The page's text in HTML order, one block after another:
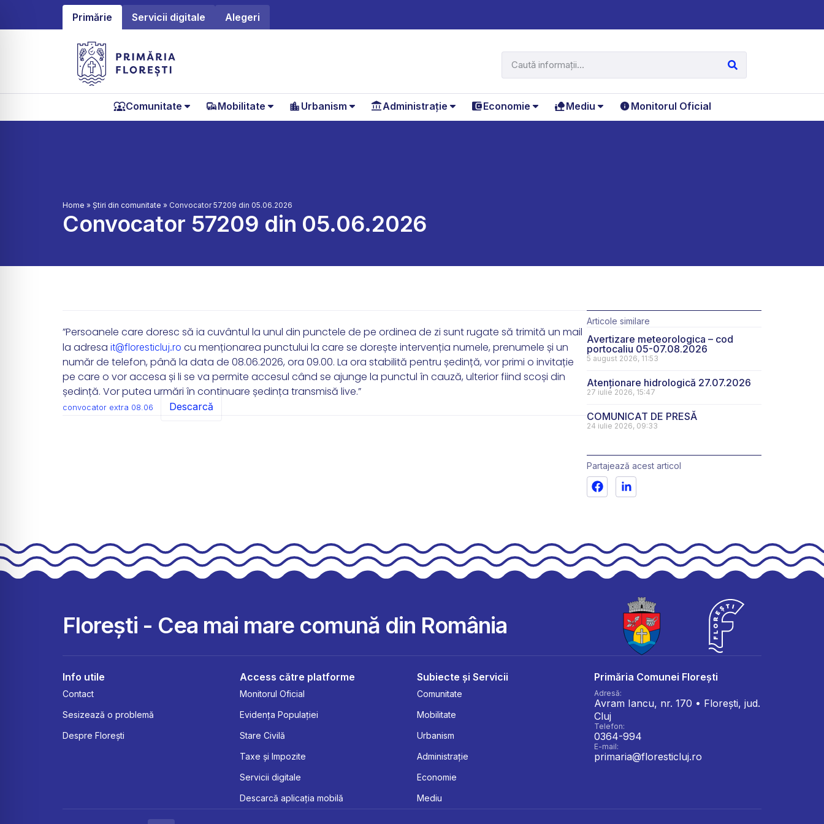
Primărie Servicii digitale Alegeri
Comunitate Mobilitate Urbanism Administrație Economie Mediu Monitorul Oficial
Home » Știri din comunitate » Convocator 57209 din 05.06.2026
Convocator 57209 din 05.06.2026
”Persoanele care doresc să ia cuvântul la unul din punctele de pe ordinea de zi sunt rugate să trimită un mail
la adresa it@floresticluj.ro cu menționarea punctului la care se dorește intervenția numele, prenumele și un
număr de telefon, până la data de 08.06.2026, ora 09.00. La ora stabilită pentru ședință, vor primi o invitație
pe care o vor accesa și li se va permite accesul când se ajunge la punctul în cauză, ulterior fiind scoși din
ședință. Vor putea urmări în continuare ședința transmisă live.”
convocator extra 08.06 Descarcă
Articole similare
Avertizare meteorologica – cod
portocaliu 05-07.08.2026
5 august 2026, 11:53
Atenționare hidrologică 27.07.2026
27 iulie 2026, 15:47
COMUNICAT DE PRESĂ
24 iulie 2026, 09:33
Partajează acest articol
Florești - Cea mai mare comună din România
Info utile
Contact
Sesizează o problemă
Despre Florești
Access către platforme
Monitorul Oficial
Evidența Populației
Stare Civilă
Taxe și Impozite
Servicii digitale
Descarcă aplicația mobilă
Subiecte și Servicii
Comunitate
Mobilitate
Urbanism
Administrație
Economie
Mediu
Primăria Comunei Florești
Adresă:
Avram Iancu, nr. 170 • Florești, jud.
Cluj
Telefon:
0364-994
E-mail:
primaria@floresticluj.ro